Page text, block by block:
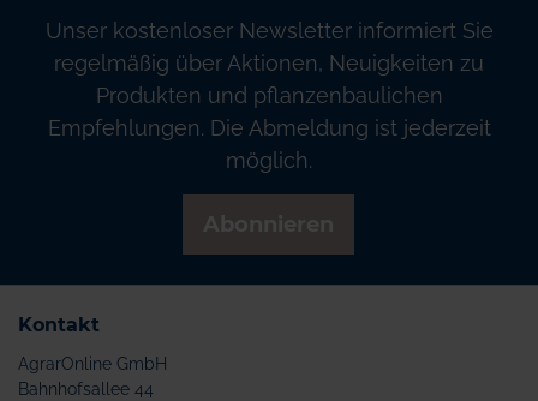
Unser kostenloser Newsletter informiert Sie
regelmäßig über Aktionen, Neuigkeiten zu
Produkten und pflanzenbaulichen
Empfehlungen. Die Abmeldung ist jederzeit
möglich.
Kontakt
AgrarOnline GmbH
Bahnhofsallee 44